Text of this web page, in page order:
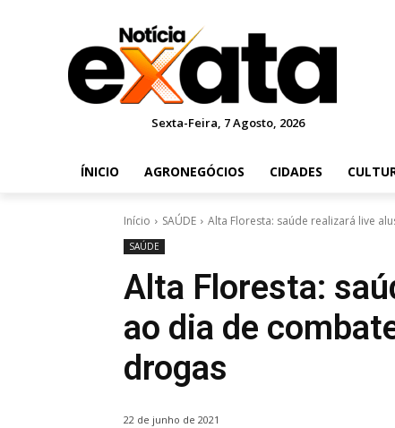
Sexta-Feira, 7 Agosto, 2026
ÍNICIO AGRONEGÓCIOS CIDADES
Início SAÚDE Alta Floresta: saúde realizará live
SAÚDE
Alta Floresta:
ao dia de
drogas
22 de junho de 2021